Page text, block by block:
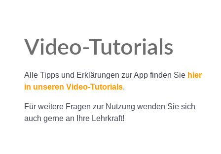
Video-Tutorials
Alle Tipps und Erklärungen zur App finden Sie hier
in unseren Video-Tutorials.
Für weitere Fragen zur Nutzung wenden Sie sich
auch gerne an Ihre Lehrkraft!